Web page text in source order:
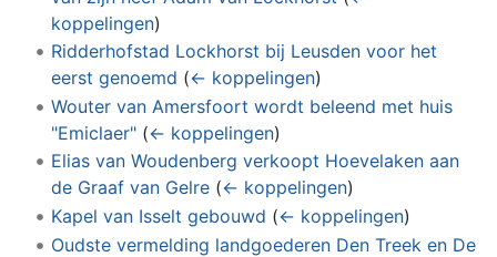
koppelingen)
Ridderhofstad Lockhorst bij Leusden voor het
eerst genoemd (← koppelingen)
Wouter van Amersfoort wordt beleend met huis
"Emiclaer" (← koppelingen)
Elias van Woudenberg verkoopt Hoevelaken aan
de Graaf van Gelre (← koppelingen)
Kapel van Isselt gebouwd (← koppelingen)
Oudste vermelding landgoederen Den Treek en De